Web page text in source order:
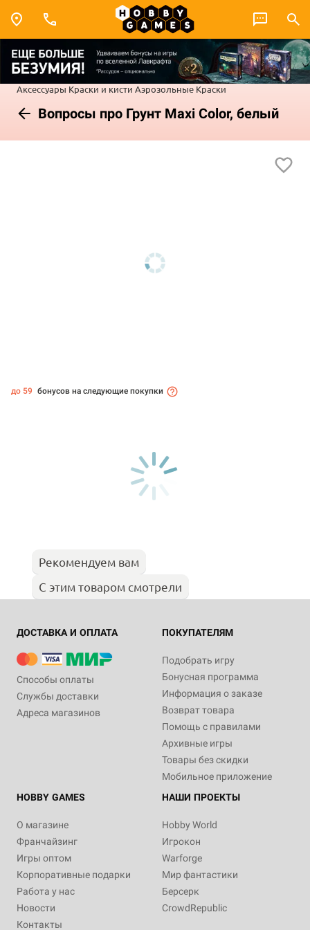
Аксессуары Краски и кисти Аэрозольные Краски
Вопросы про Грунт Maxi Color, белый
до 59 бонусов на следующие покупки
Рекомендуем вам
С этим товаром смотрели
ДОСТАВКА И ОПЛАТА
Способы оплаты
Службы доставки
Адреса магазинов
ПОКУПАТЕЛЯМ
Подобрать игру
Бонусная программа
Информация о заказе
Возврат товара
Помощь с правилами
Архивные игры
Товары без скидки
Мобильное приложение
HOBBY GAMES
О магазине
Франчайзинг
Игры оптом
Корпоративные подарки
Работа у нас
Новости
Контакты
НАШИ ПРОЕКТЫ
Hobby World
Игрокон
Warforge
Мир фантастики
Берсерк
CrowdRepublic